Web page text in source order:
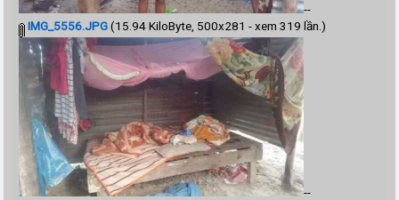
--
IMG_5556.JPG(15.94 KiloByte, 500x281 - xem 319 lần.)
--